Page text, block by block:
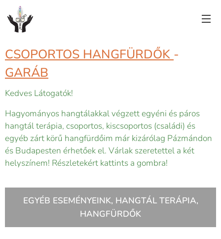
CSOPORTOS HANGFÜRDŐK -
GARÁB
Kedves Látogatók!
Hagyományos hangtálakkal végzett egyéni és páros
hangtál terápia, csoportos, kiscsoportos (családi) és
egyéb zárt körű hangfürdőim már kizárólag Pázmándon
és Budapesten érhetőek el. Várlak szeretettel a két
helyszínem! Részletekért kattints a gombra!
EGYÉB ESEMÉNYEINK, HANGTÁL TERÁPIA,
HANGFÜRDŐK